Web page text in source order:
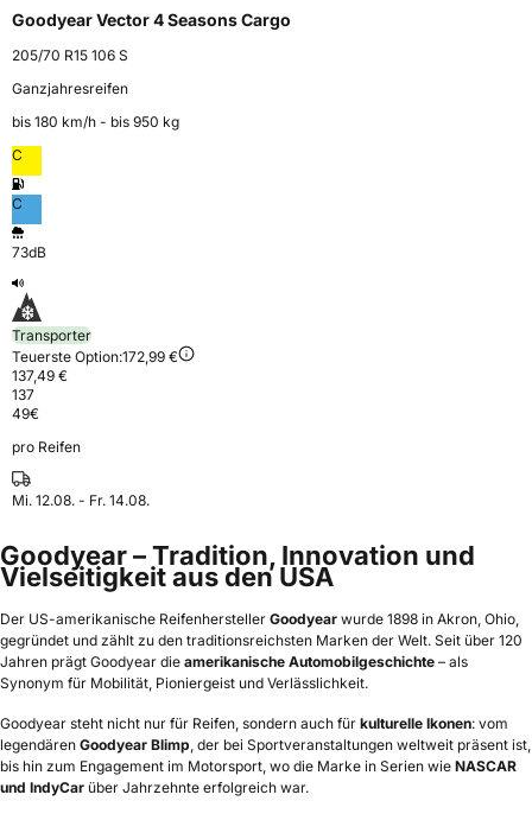
Goodyear Vector 4 Seasons Cargo
205/70 R15 106 S
Ganzjahresreifen
bis 180 km⁠/⁠h - bis 950 kg
C
C
73dB
Transporter
Teuerste Option:172,99 €
137,49 €
137
49€
pro Reifen
Mi. 12.08. - Fr. 14.08.
Goodyear – Tradition, Innovation und
Vielseitigkeit aus den USA
Der US-amerikanische Reifenhersteller Goodyear wurde 1898 in Akron, Ohio,
gegründet und zählt zu den traditionsreichsten Marken der Welt. Seit über 120
Jahren prägt Goodyear die amerikanische Automobilgeschichte – als
Synonym für Mobilität, Pioniergeist und Verlässlichkeit.
Goodyear steht nicht nur für Reifen, sondern auch für kulturelle Ikonen: vom
legendären Goodyear Blimp, der bei Sportveranstaltungen weltweit präsent ist,
bis hin zum Engagement im Motorsport, wo die Marke in Serien wie NASCAR
und IndyCar über Jahrzehnte erfolgreich war.